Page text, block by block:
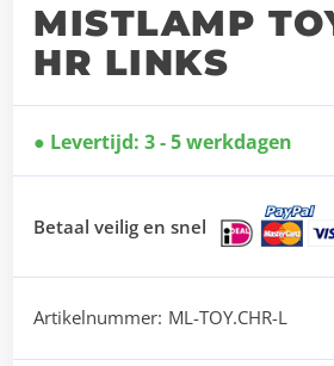
MISTLAMP
HR LINKS
Levertijd: 3 - 5 werkdagen
Betaal veilig en snel
Artikelnummer: ML-TOY.CHR-L